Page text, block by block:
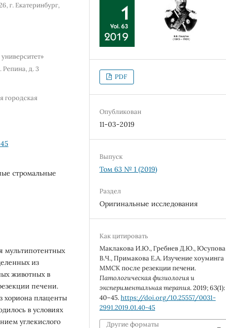
г. Екатеринбург,
Репина, д. 3
городская
стромальные
мультипотентных
из
животных в
печени.
хориона плаценты
в условиях
углекислого
PDF
Опубликован
11-03-2019
Выпуск
Том 63 № 1 (2019)
Раздел
Оригинальные исследования
Как цитировать
Маклакова И.Ю., Гребнев Д.Ю., Юсупова
В.Ч., Примакова Е.А. Изучение хоуминга
ММСК после резекции печени.
Патологическая физиология и
экспериментальная терапия. 2019; 63(1):
40–45.https://doi.org/10.25557/0031-
2991.2019.01.40-45
Другие форматы